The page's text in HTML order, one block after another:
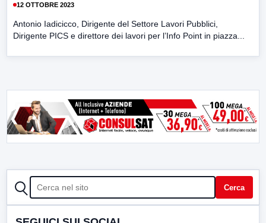
12 OTTOBRE 2023
Antonio Iadicicco, Dirigente del Settore Lavori Pubblici,
Dirigente PICS e direttore dei lavori per l’Info Point in piazza...
CERCA Cerca